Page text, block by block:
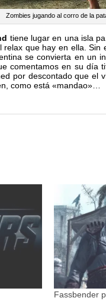
Zombies jugando al corro de la
tiene lugar en una isla
que hay en ella.
se convierta en un
comentamos en su día
por descontado que el
como está «mandao»…
Fassbender